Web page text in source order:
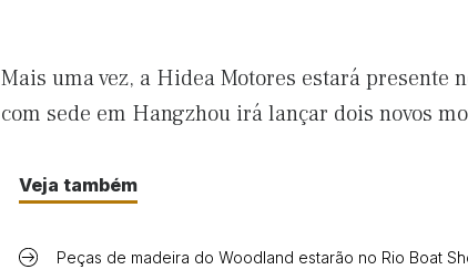
Mais uma vez, a Hidea Motores estará presente
com sede em Hangzhou irá lançar dois novos
Veja também
Peças de madeira do Woodland estarão no Rio Boat